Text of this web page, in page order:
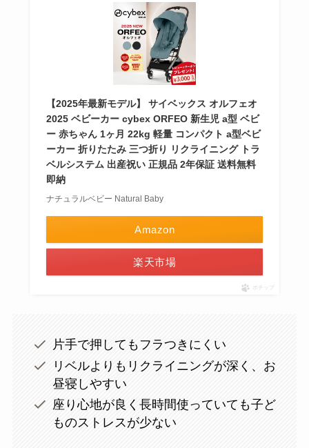
【2025年最新モデル】 サイベックス オルフェオ
2025 ベビーカー cybex ORFEO 新生児 a型 ベビ
ー 赤ちゃん 1ヶ月 22kg 軽量 コンパクト a型ベビ
ーカー 折りたたみ 三つ折り リクライニング トラ
ベルシステム 出産祝い 正規品 2年保証 送料無料
即納
ナチュラルベビー Natural Baby
Amazon
楽天市場
ポチップ
片手で押してもフラつきにくい
リベルよりもリクライニングが深く、お
昼寝しやすい
座り心地が良く長時間使っていても子ど
ものストレスが少ない